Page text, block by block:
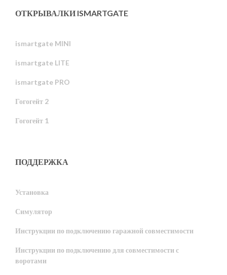
ОТКРЫВАЛКИ ISMARTGATE
ismartgate MINI
ismartgate LITE
ismartgate PRO
Гогогейт 2
Гогогейт 1
ПОДДЕРЖКА
Установка
Симулятор
Инструкции по подключению гаражной совместимости
Инструкции по подключению для совместимости с
воротами